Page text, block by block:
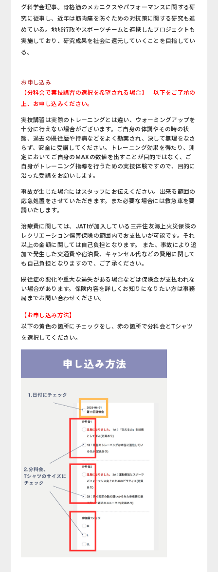
グ科学会理事。骨格筋のメカニクスやパフォーマンスに関する研
究に従事し、近年は筋肉痛を防ぐための対抗策に関する研究も進
めている。地域行政やスポーツチームと連携したプロジェクトも
実施しており、研究成果を社会に還元していくことを目指してい
る。
お申し込み
【分科会で実技講習の選択を希望される場合】 以下をご了承の
上、お申し込みください。
実技講習は実際のトレーニングとは違い、ウォーミングアップを
十分に行えない場合がございます。ご自身の体調やその時の状
態、過去の既往歴や持病などをよく勘案され、決して無理をなさ
らず、安全に受講してください。トレーニング効果を得たり、測
定においてご自身のMAXの数値を出すことが目的ではなく、ご
自身がトレーニング指導を行うための実技体験ですので、目的に
沿った受講をお願いします。
事故が生じた場合にはスタッフにお伝えください。出来る範囲の
応急処置をさせていただきます。また必要な場合には救急車を要
請いたします。
治療費に関しては、JATIが加入している三井住友海上火災保険の
レクリエーション傷害保険の範囲内でお支払いが可能です。それ
以上の金額に関しては自己負担となります。 また、事故により追
加で発生した交通費や宿泊費、キャンセル代などの費用に関して
も自己負担となりますので、ご了承ください。
既往症の悪化や重大な過失がある場合などは保険金が支払われな
い場合があります。保険内容を詳しくお知りになりたい方は事務
局までお問い合わせください。
【お申し込み方法】
以下の黄色の箇所にチェックをし、赤の箇所で分科会とTシャツ
を選択してください。